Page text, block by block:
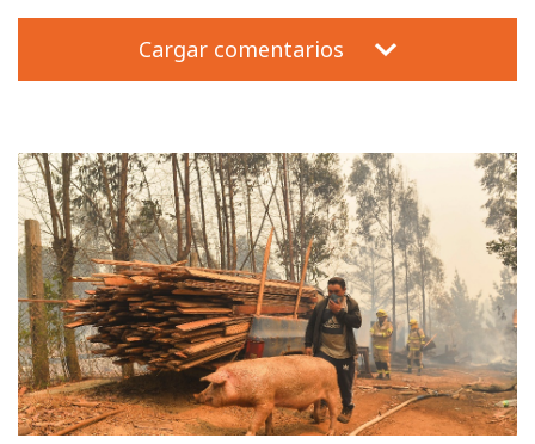
Cargar comentarios